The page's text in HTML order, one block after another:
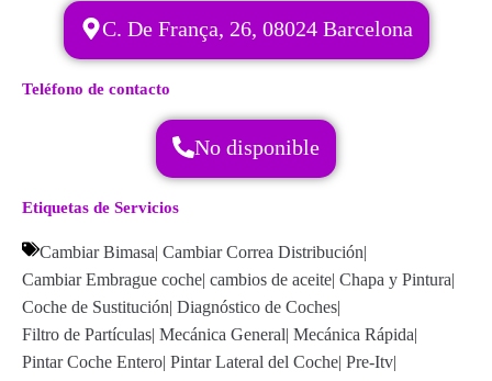
C. De França, 26, 08024 Barcelona
Teléfono de contacto
No disponible
Etiquetas de Servicios
Cambiar Bimasa| Cambiar Correa Distribución|
Cambiar Embrague coche| cambios de aceite| Chapa y Pintura|
Coche de Sustitución| Diagnóstico de Coches|
Filtro de Partículas| Mecánica General| Mecánica Rápida|
Pintar Coche Entero| Pintar Lateral del Coche| Pre-Itv|